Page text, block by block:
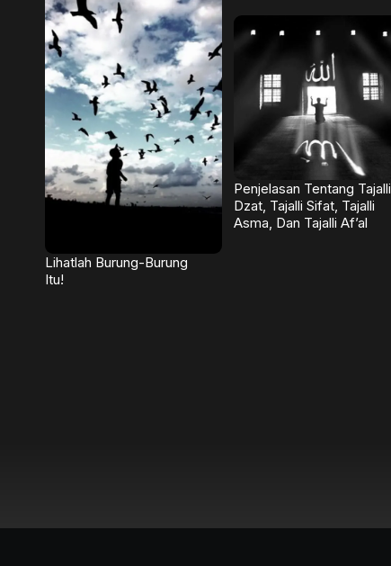
Lihatlah Burung-Burung
Itu!
Penjelasan Tentang Tajalli
Dzat, Tajalli Sifat, Tajalli
Asma, Dan Tajalli Af’al